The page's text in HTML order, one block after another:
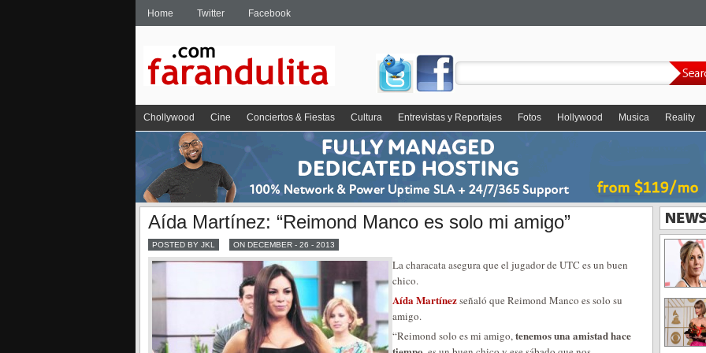
Home Twitter Facebook
Chollywood Cine Conciertos & Fiestas Cultura Entrevistas y Reportajes Fotos Hollywood Musica Reality
Aída Martínez: “Reimond Manco es solo mi amigo”
POSTED BY JKL ON DECEMBER - 26 - 2013
La characata asegura que el jugador de UTC es un buen
chico.
Aída Martínezseñaló que Reimond Manco es solo su
amigo.
“Reimond solo es mi amigo,tenemos una amistad hace